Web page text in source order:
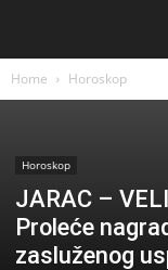
Home Horoskop
Horoskop
JARAC –
Proleće
zasluženog